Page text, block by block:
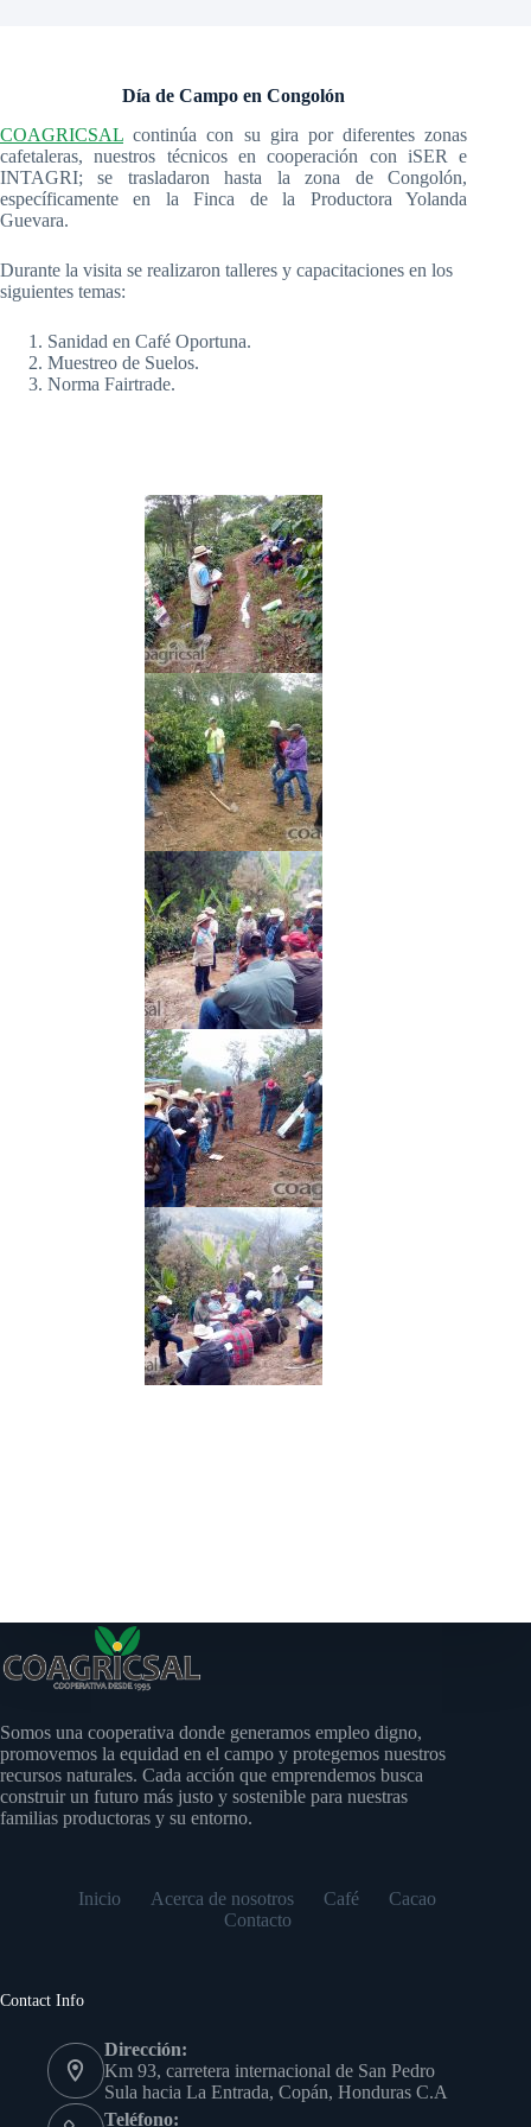
Día de Campo en Congolón
COAGRICSAL continúa con su gira por diferentes zonas
cafetaleras, nuestros técnicos en cooperación con iSER e
INTAGRI; se trasladaron hasta la zona de Congolón,
específicamente en la Finca de la Productora Yolanda
Guevara.
Durante la visita se realizaron talleres y capacitaciones en los
siguientes temas:
Sanidad en Café Oportuna.
Muestreo de Suelos.
Norma Fairtrade.
Somos una cooperativa donde generamos empleo digno,
promovemos la equidad en el campo y protegemos nuestros
recursos naturales. Cada acción que emprendemos busca
construir un futuro más justo y sostenible para nuestras
familias productoras y su entorno.
Inicio Acerca de nosotros Café
Cacao
Contacto
Contact Info
Dirección:
Km 93, carretera internacional de San Pedro
Sula hacia La Entrada, Copán, Honduras C.A
Teléfono: